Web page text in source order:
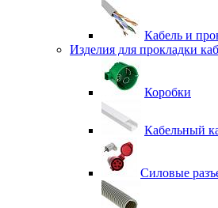
Кабель и
Изделия для прокладки
Коробки
Кабельный
Силовые